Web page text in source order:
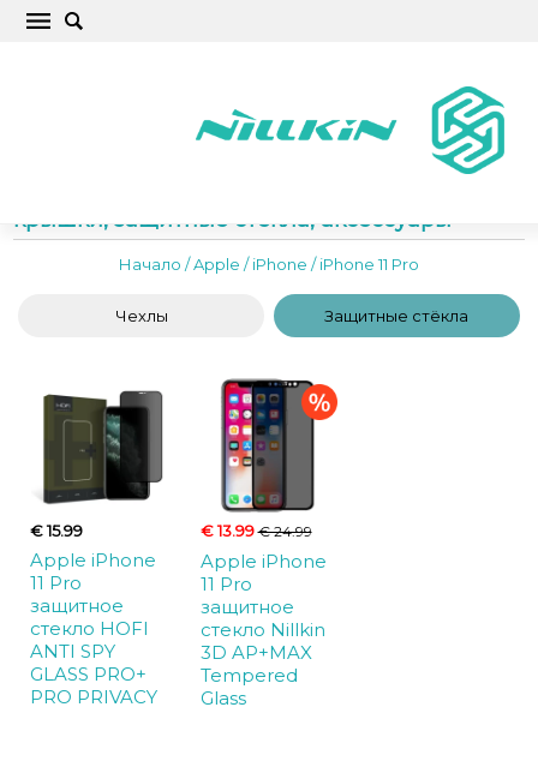
крышки, защитные стекла, аксессуары
Начало /Apple /iPhone /iPhone 11 Pro
Чехлы Защитные стёкла
€ 15.99
Apple iPhone
11 Pro
защитное
стекло HOFI
ANTI SPY
GLASS PRO+
PRO PRIVACY
€ 13.99€ 24.99
Apple iPhone
11 Pro
защитное
стекло Nillkin
3D AP+MAX
Tempered
Glass